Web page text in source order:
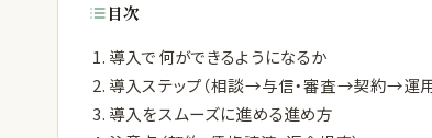
目次
導入で何ができるようになるか
導入ステップ（相談→与信・審査→契約→運用
導入をスムーズに進める進め方